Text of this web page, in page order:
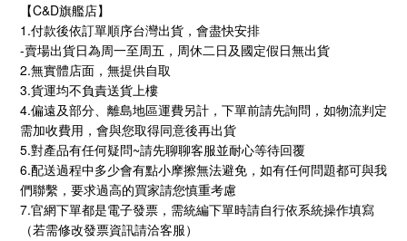
【C&D旗艦店】
1.付款後依訂單順序台灣出貨，會盡快安排
-賣場出貨日為周一至周五，周休二日及國定假日無出貨
2.無實體店面，無提供自取
3.貨運均不負責送貨上樓
4.偏遠及部分、離島地區運費另計，下單前請先詢問，如物流判定
需加收費用，會與您取得同意後再出貨
5.對產品有任何疑問 ~請先聊聊客服並耐心等待回覆
6.配送過程中多少會有點小摩擦無法避免，如有任何問題都可與我
們聯繫，要求過高的買家請您慎重考慮
7.官網下單都是電子發票，需統編下單時請自行依系統操作填寫
（若需修改發票資訊請洽客服）